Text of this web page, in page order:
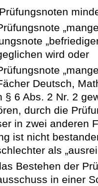
wird oder
Deutsch,
§ 6 Abs. 2 Nr. 2
durch die
in zwei anderen
ist nicht
als
Bestehen der
in einer